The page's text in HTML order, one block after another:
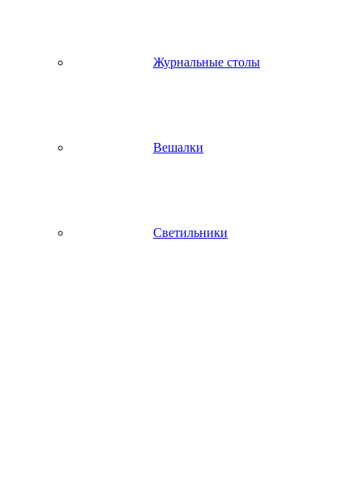
Журнальные столы
Вешалки
Светильники